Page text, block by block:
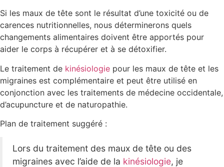
Si les maux de tête sont le résultat d’une toxicité ou de
carences nutritionnelles, nous déterminerons quels
changements alimentaires doivent être apportés pour
aider le corps à récupérer et à se détoxifier.
Le traitement de kinésiologie pour les maux de tête et les
migraines est complémentaire et peut être utilisé en
conjonction avec les traitements de médecine occidentale,
d’acupuncture et de naturopathie.
Plan de traitement suggéré :
Lors du traitement des maux de tête ou des
migraines avec l’aide de la kinésiologie, je